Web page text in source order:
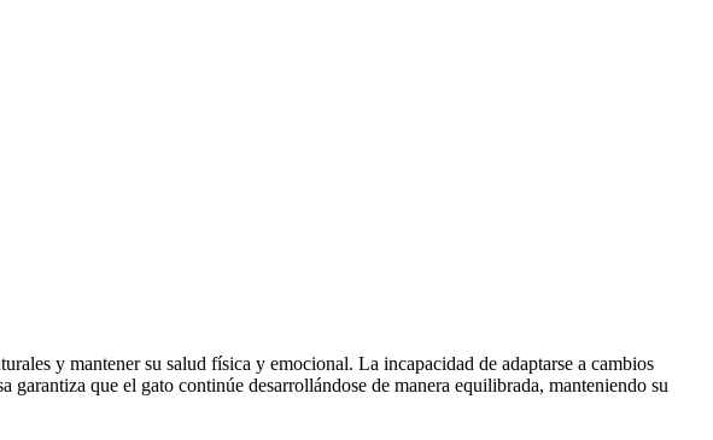
y mantener su salud física y emocional. La incapacidad de adaptarse a cambios
que el gato continúe desarrollándose de manera equilibrada, manteniendo su